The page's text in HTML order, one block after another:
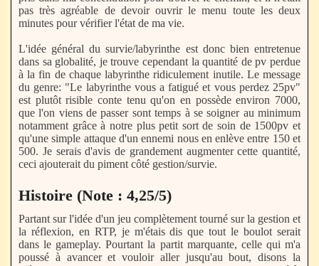
pas très agréable de devoir ouvrir le menu toute les deux
minutes pour vérifier l'état de ma vie.
L'idée général du survie/labyrinthe est donc bien entretenue
dans sa globalité, je trouve cependant la quantité de pv perdue
à la fin de chaque labyrinthe ridiculement inutile. Le message
du genre: "Le labyrinthe vous a fatigué et vous perdez 25pv"
est plutôt risible conte tenu qu'on en possède environ 7000,
que l'on viens de passer sont temps à se soigner au minimum
notamment grâce à notre plus petit sort de soin de 1500pv et
qu'une simple attaque d'un ennemi nous en enlève entre 150 et
500. Je serais d'avis de grandement augmenter cette quantité,
ceci ajouterait du piment côté gestion/survie.
Histoire (Note : 4,25/5)
Partant sur l'idée d'un jeu complètement tourné sur la gestion et
la réflexion, en RTP, je m'étais dis que tout le boulot serait
dans le gameplay. Pourtant la partit marquante, celle qui m'a
poussé à avancer et vouloir aller jusqu'au bout, disons la